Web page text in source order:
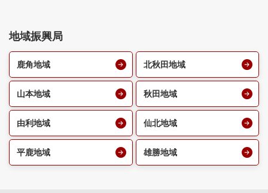
地域振興局
鹿角地域 北秋田地域
山本地域 秋田地域
由利地域 仙北地域
平鹿地域 雄勝地域